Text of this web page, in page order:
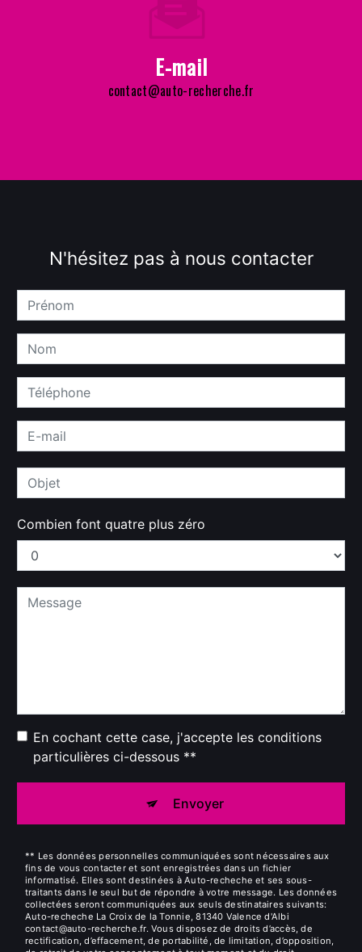
E-mail
contact@auto-recherche.fr
N'hésitez pas à nous contacter
Combien font quatre plus zéro
En cochant cette case, j'accepte les conditions
particulières ci-dessous **
Envoyer
** Les données personnelles communiquées sont nécessaires aux
fins de vous contacter et sont enregistrées dans un fichier
informatisé. Elles sont destinées à Auto-recheche et ses sous-
traitants dans le seul but de répondre à votre message. Les données
collectées seront communiquées aux seuls destinataires suivants:
Auto-recheche La Croix de la Tonnie, 81340 Valence d'Albi
contact@auto-recherche.fr. Vous disposez de droits d’accès, de
rectification, d’effacement, de portabilité, de limitation, d’opposition,